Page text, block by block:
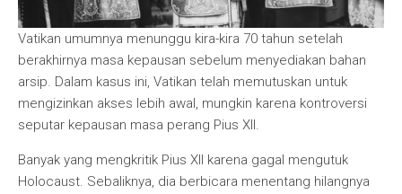
Vatikan umumnya menunggu kira-kira 70 tahun setelah
berakhirnya masa kepausan sebelum menyediakan bahan
arsip. Dalam kasus ini, Vatikan telah memutuskan untuk
mengizinkan akses lebih awal, mungkin karena kontroversi
seputar kepausan masa perang Pius XII.
Banyak yang mengkritik Pius XII karena gagal mengutuk
Holocaust. Sebaliknya, dia berbicara menentang hilangnya